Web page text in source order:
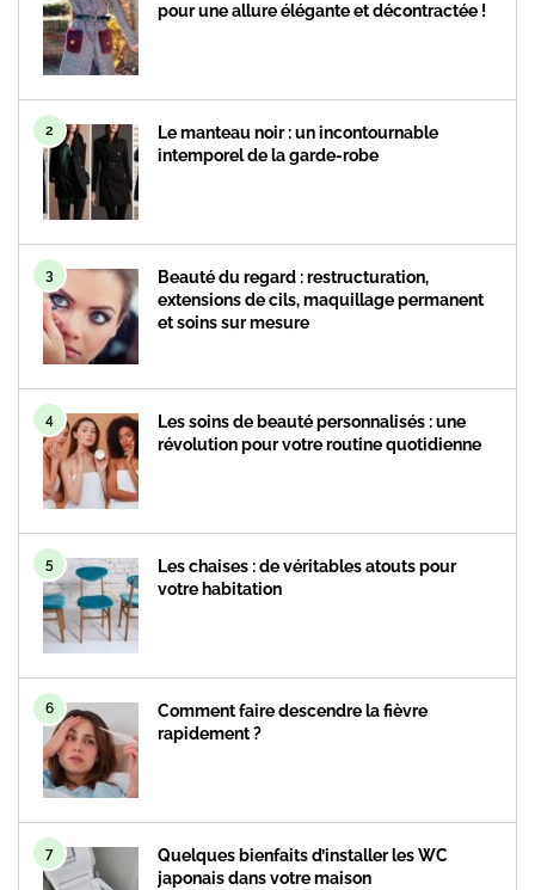
pour une allure élégante et décontractée !
2
Le manteau noir : un incontournable
intemporel de la garde-robe
3
Beauté du regard : restructuration,
extensions de cils, maquillage permanent
et soins sur mesure
4
Les soins de beauté personnalisés : une
révolution pour votre routine quotidienne
5
Les chaises : de véritables atouts pour
votre habitation
6
Comment faire descendre la fièvre
rapidement ?
7
Quelques bienfaits d’installer les WC
japonais dans votre maison